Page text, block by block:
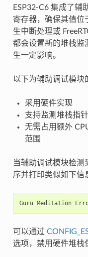
ESP32-C6 集成了辅
寄存器，确保其值位
生中断处理或
都会设置新的堆栈监
生一定影响。
以下为辅助调试模块
采用硬件实现
支持监测堆栈指
无需占用额外
范围
当辅助调试模块检测
序并打印类似如下信
Guru Meditation
可以通过
选项，禁用硬件堆栈